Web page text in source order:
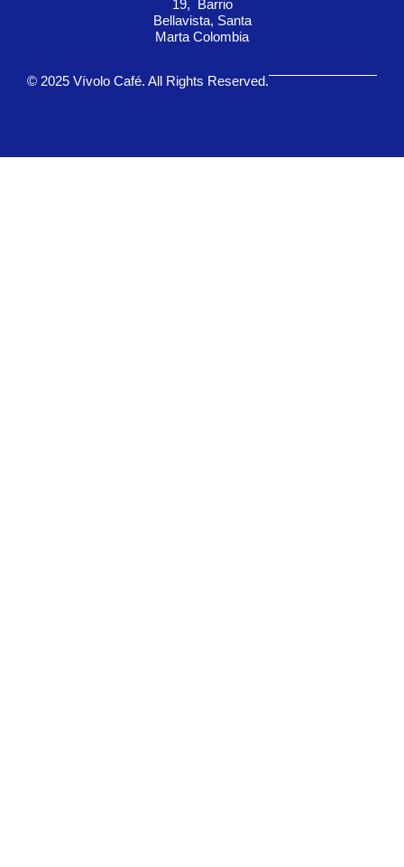
19, Barrio
Bellavista, Santa
Marta Colombia
© 2025 Vívolo Café. All Rights Reserved.